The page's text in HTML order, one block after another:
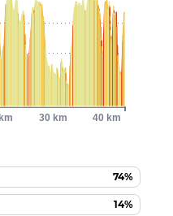
74%
14%
30 km 40 km